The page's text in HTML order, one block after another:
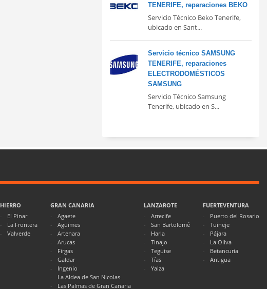
TENERIFE, reparaciones BEKO
Servicio Técnico Beko Tenerife,
ubicado en Sant...
Servicio técnico SAMSUNG
TENERIFE, reparaciones
ELECTRODOMÉSTICOS
SAMSUNG
Servicio Técnico Samsung
Tenerife, ubicado en S...
HIERRO
El Pinar
La Frontera
Valverde
GRAN CANARIA
Agaete
Agüimes
Artenara
Arucas
Firgas
Galdar
Ingenio
La Aldea de San Nicolas
Las Palmas de Gran Canaria
LANZAROTE
Arrecife
San Bartolomé
Haria
Tinajo
Teguise
Tías
Yaiza
FUERTEVENTURA
Puerto del Rosario
Tuineje
Pájara
La Oliva
Betancuria
Antigua